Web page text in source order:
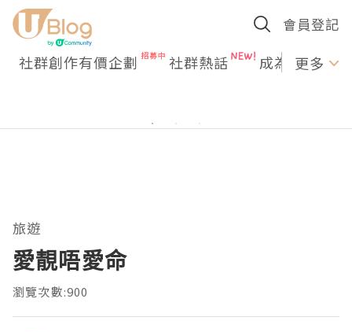
會員登記
社群創作有價企劃 社群熱話 成為U更多
旅遊
愛靚唔愛命
瀏覽次數:900